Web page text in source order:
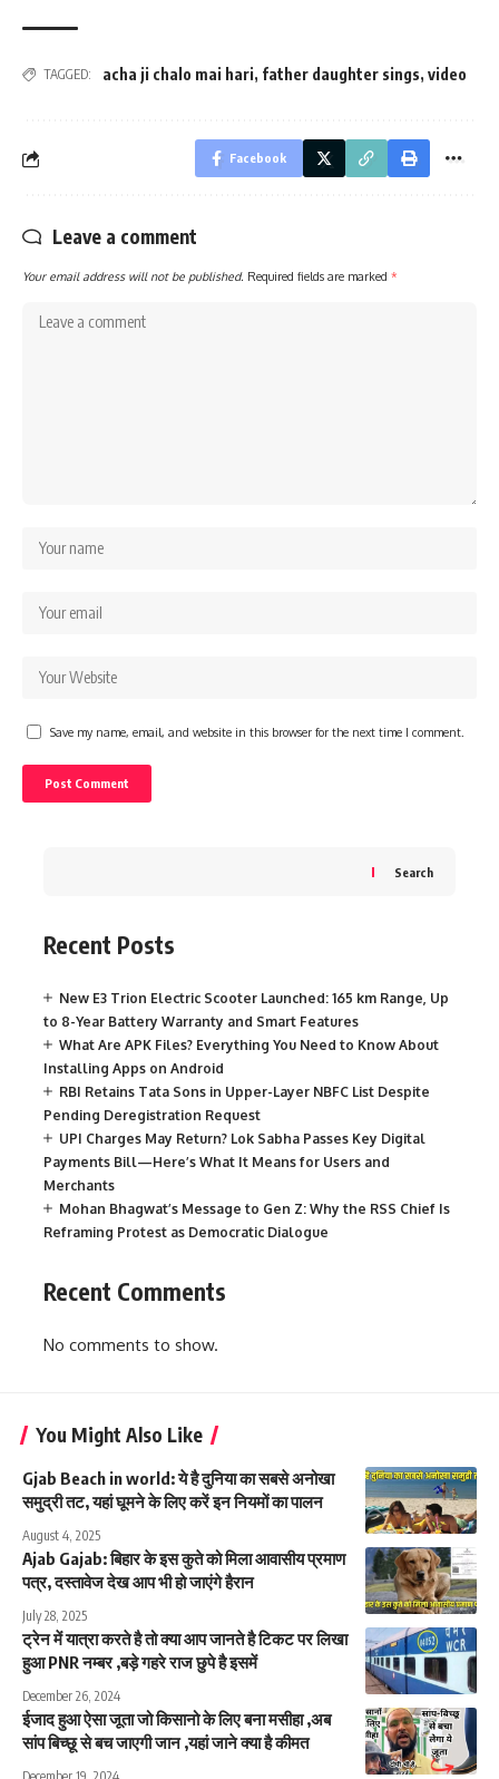
TAGGED: acha ji chalo mai hari, father daughter sings, video
Facebook
Leave a comment
Your email address will not be published. Required fields are marked *
Save my name, email, and website in this browser for the next time I comment.
Search
Recent Posts
New E3 Trion Electric Scooter Launched: 165 km Range, Up
to 8-Year Battery Warranty and Smart Features
What Are APK Files? Everything You Need to Know About
Installing Apps on Android
RBI Retains Tata Sons in Upper-Layer NBFC List Despite
Pending Deregistration Request
UPI Charges May Return? Lok Sabha Passes Key Digital
Payments Bill—Here’s What It Means for Users and
Merchants
Mohan Bhagwat’s Message to Gen Z: Why the RSS Chief Is
Reframing Protest as Democratic Dialogue
Recent Comments
No comments to show.
You Might Also Like
Gjab Beach in world: ये है दुनिया का सबसे अनोखा
समुद्री तट, यहां घूमने के लिए करें इन नियमों का पालन
August 4, 2025
Ajab Gajab: बिहार के इस कुते को मिला आवासीय प्रमाण
पत्र, दस्तावेज देख आप भी हो जाएंगे हैरान
July 28, 2025
ट्रेन में यात्रा करते है तो क्या आप जानते है टिकट पर लिखा
हुआ PNR नम्बर ,बड़े गहरे राज छुपे है इसमें
December 26, 2024
ईजाद हुआ ऐसा जूता जो किसानो के लिए बना मसीहा ,अब
सांप बिच्छू से बच जाएगी जान ,यहां जाने क्या है कीमत